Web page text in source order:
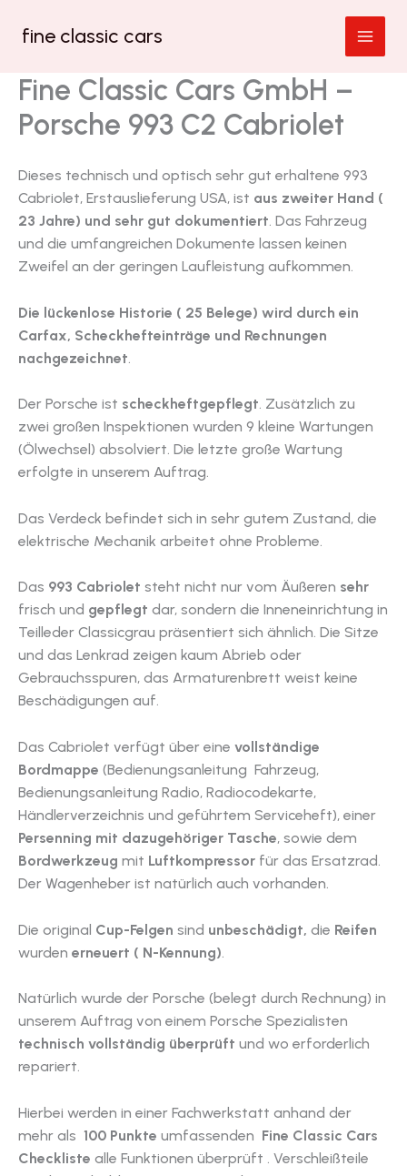
Inhaltfine classic cars
Fine Classic Cars GmbH –
Porsche 993 C2 Cabriolet
Dieses technisch und optisch sehr gut erhaltene 993
Cabriolet, Erstauslieferung USA, ist aus zweiter Hand (
23 Jahre) und sehr gut dokumentiert. Das Fahrzeug
und die umfangreichen Dokumente lassen keinen
Zweifel an der geringen Laufleistung aufkommen.
Die lückenlose Historie ( 25 Belege) wird durch ein
Carfax, Scheckhefteinträge und Rechnungen
nachgezeichnet.
Der Porsche ist scheckheftgepflegt. Zusätzlich zu
zwei großen Inspektionen wurden 9 kleine Wartungen
(Ölwechsel) absolviert. Die letzte große Wartung
erfolgte in unserem Auftrag.
Das Verdeck befindet sich in sehr gutem Zustand, die
elektrische Mechanik arbeitet ohne Probleme.
Das 993 Cabriolet steht nicht nur vom Äußeren sehr
frisch und gepflegt dar, sondern die Inneneinrichtung in
Teilleder Classicgrau präsentiert sich ähnlich. Die Sitze
und das Lenkrad zeigen kaum Abrieb oder
Gebrauchsspuren, das Armaturenbrett weist keine
Beschädigungen auf.
Das Cabriolet verfügt über eine vollständige
Bordmappe (Bedienungsanleitung Fahrzeug,
Bedienungsanleitung Radio, Radiocodekarte,
Händlerverzeichnis und geführtem Serviceheft), einer
Persenning mit dazugehöriger Tasche, sowie dem
Bordwerkzeug mit Luftkompressor für das Ersatzrad.
Der Wagenheber ist natürlich auch vorhanden.
Die original Cup-Felgen sind unbeschädigt, die Reifen
wurden erneuert ( N-Kennung).
Natürlich wurde der Porsche (belegt durch Rechnung) in
unserem Auftrag von einem Porsche Spezialisten
technisch vollständig überprüft und wo erforderlich
repariert.
Hierbei werden in einer Fachwerkstatt anhand der
mehr als 100 Punkte umfassenden Fine Classic Cars
Checkliste alle Funktionen überprüft . Verschleißteile